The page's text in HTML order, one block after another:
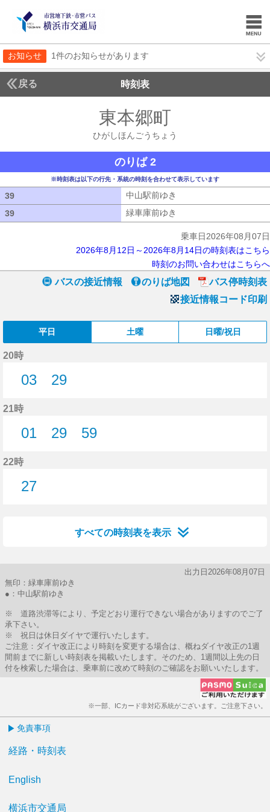
お知らせ 1件のお知らせがあります
戻る 時刻表
東本郷町
ひがしほんごうちょう
のりば 2
※時刻表は以下の行先・系統の時刻を合わせて表示しています
39 中山駅前ゆき
39
緑車庫前ゆき
乗車日2026年08月07日
2026年8月12日～2026年8月14日の時刻表はこちら
時刻のお問い合わせはこちらへ
バスの接近情報 のりば地図
バス停時刻表
接近情報コード印刷
平日 土曜 日曜/祝日
20時
03
29
21時
01
29
59
22時
27
すべての時刻表を表示
出力日2026年08月07日
無印：緑車庫前ゆき
●：中山駅前ゆき
※ 道路渋滞等により、予定どおり運行できない場合がありますのでご了
承下さい。
※ 祝日は休日ダイヤで運行いたします。
ご注意：ダイヤ改正により時刻を変更する場合は、概ねダイヤ改正の1週
間前までに新しい時刻表を掲載いたします。そのため、1週間以上先の日
付を検索した場合は、乗車前に改めて時刻のご確認をお願いいたします。
※一部、ICカード非対応系統がございます。ご注意下さい。
免責事項
経路・時刻表
English
横浜市交通局